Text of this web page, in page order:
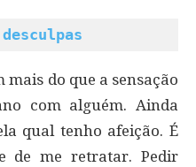
mais do que a sensação
com alguém. Ainda
qual tenho afeição. É
de me retratar. Pedir